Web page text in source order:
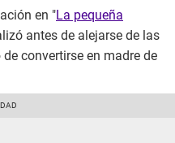
en "La pequeña
antes de alejarse de las
convertirse en madre de